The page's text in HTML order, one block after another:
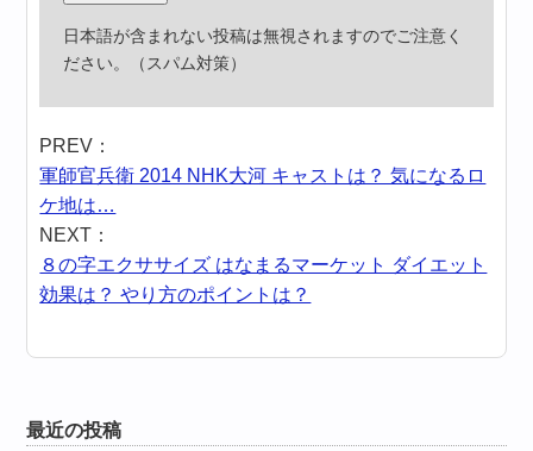
日本語が含まれない投稿は無視されますのでご注意く
ださい。（スパム対策）
PREV：
軍師官兵衛 2014 NHK大河 キャストは？ 気になるロ
ケ地は…
NEXT：
８の字エクササイズ はなまるマーケット ダイエット
効果は？ やり方のポイントは？
最近の投稿